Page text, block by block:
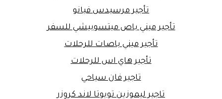
تأجير مرسيدس فيانو
تأجير ميني باص ميتسوبيشي للسفر
تأجير ميني باصات للرحلات
تأجير هاي اس للرحلات
تاجير فان سياحي
تاجير ليموزين تويوتا لاند كروزر